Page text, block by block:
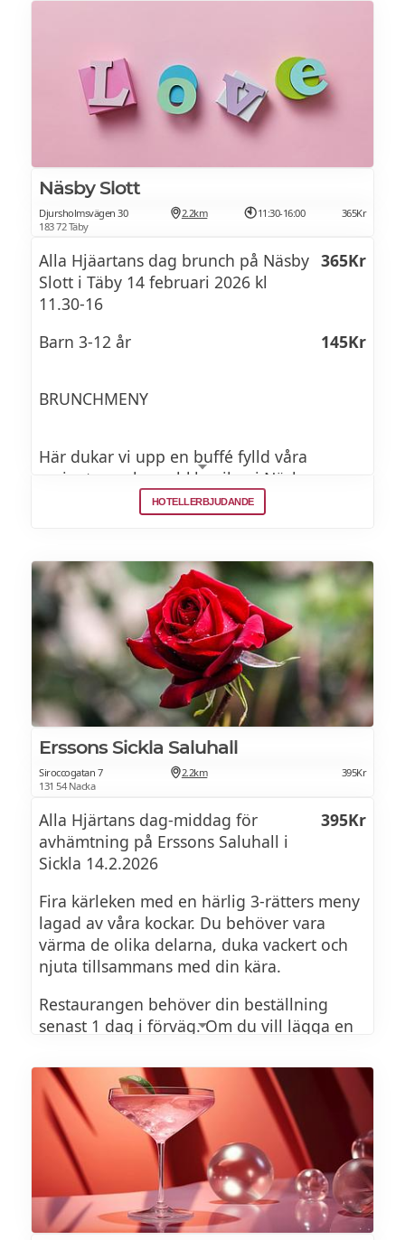
Näsby Slott
Djursholmsvägen 30
183 72 Täby
2.2km 11:30-16:00 365Kr
Alla Hjäartans dag brunch på Näsby
Slott i Täby 14 februari 2026 kl
11.30-16
365Kr
Barn 3-12 år 145Kr
BRUNCHMENY
Här dukar vi upp en buffé fylld våra
varianter av brunchklassiker i Näsby
Slottsstil, med både varma rätter och söta
godsaker i alla dess former.
HOTELLERBJUDANDE
Erssons Sickla Saluhall
Siroccogatan 7
131 54 Nacka
2.2km 395Kr
Alla Hjärtans dag-middag för
avhämtning på Erssons Saluhall i
Sickla 14.2.2026
395Kr
Fira kärleken med en härlig 3-rätters meny
lagad av våra kockar. Du behöver vara
värma de olika delarna, duka vackert och
njuta tillsammans med din kära.
Restaurangen behöver din beställning
senast 1 dag i förväg. Om du vill lägga en
upphämtningen sker måste du ringa till
restaurangen istället.
Alla hjärtans dag 2026 meny
Asiatisk laxtartar serverad i glas